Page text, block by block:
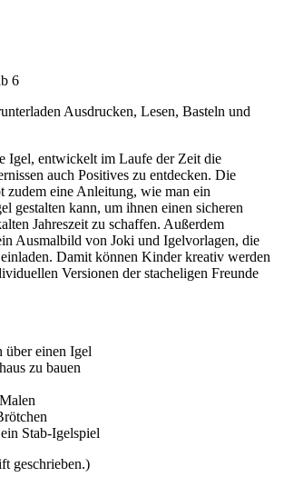
6
Ausdrucken, Lesen, Basteln und
Igel, entwickelt im Laufe der Zeit die
auch Positives zu entdecken. Die
zudem eine Anleitung, wie man ein
gestalten kann, um ihnen einen sicheren
Jahreszeit zu schaffen. Außerdem
Ausmalbild von Joki und Igelvorlagen, die
Damit können Kinder kreativ werden
Versionen der stacheligen Freunde
über einen Igel
zu bauen
Stab-Igelspiel
geschrieben.)